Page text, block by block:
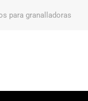
para granalladoras